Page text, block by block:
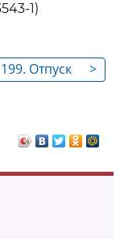
1)
>
Отпуск
и
к